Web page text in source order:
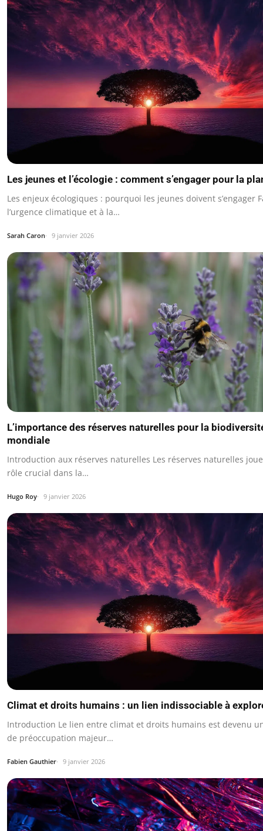
Les jeunes et l’écologie : comment s’engager pour la
Les enjeux écologiques : pourquoi les jeunes doivent s’engager
l’urgence climatique et à la…
Sarah Caron 9 janvier 2026
L’importance des réserves naturelles pour la
mondiale
Introduction aux réserves naturelles Les réserves naturelles
rôle crucial dans la…
Hugo Roy 9 janvier 2026
Climat et droits humains : un lien indissociable à
Introduction Le lien entre climat et droits humains est devenu
de préoccupation majeur…
Fabien Gauthier 9 janvier 2026